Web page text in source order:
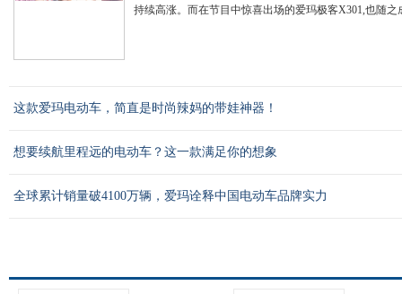
持续高涨。而在节目中惊喜出场的爱玛极客X301,也随之
这款爱玛电动车，简直是时尚辣妈的带娃神器！
想要续航里程远的电动车？这一款满足你的想象
全球累计销量破4100万辆，爱玛诠释中国电动车品牌实力